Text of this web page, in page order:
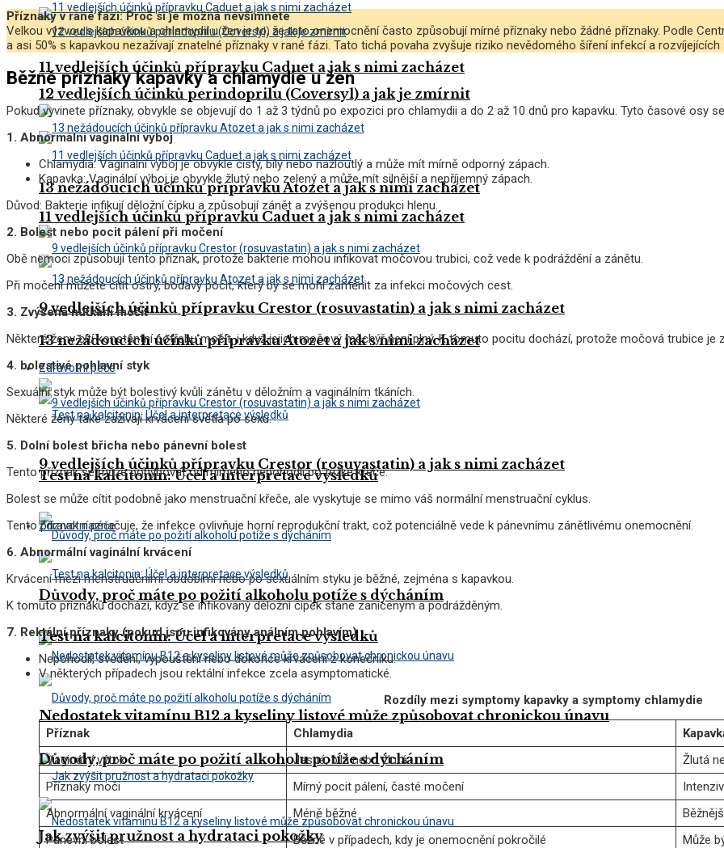
11 vedlejších účinků přípravku Caduet a jak s nimi zacházet
13 nežádoucích účinků přípravku Atozet a jak s nimi zacházet
9 vedlejších účinků přípravku Crestor (rosuvastatin) a jak s nimi zacházet
Zdravotní péče
Test na kalcitonin: Účel a interpretace výsledků
Důvody, proč máte po požití alkoholu potíže s dýcháním
Nedostatek vitamínu B12 a kyseliny listové může způsobovat chronickou únavu
Jak zvýšit pružnost a hydrataci pokožky
12 vedlejších účinků perindoprilu (Coversyl) a jak je zmírnit
11 vedlejších účinků přípravku Caduet a jak s nimi zacházet
13 nežádoucích účinků přípravku Atozet a jak s nimi zacházet
9 vedlejších účinků přípravku Crestor (rosuvastatin) a jak s nimi zacházet
Zdravotní péče
Test na kalcitonin: Účel a interpretace výsledků
Důvody, proč máte po požití alkoholu potíže s dýcháním
Příznaky v rané fázi: Proč si je možná nevšimnete
Velkou výzvou s kapavkou a chlamydií u žen je to, že tato onemocnění často způsobují mírné příznaky nebo žádné příznaky. Podle
a asi 50% s kapavkou nezažívají znatelné příznaky v rané fázi. Tato tichá povaha zvyšuje riziko nevědomého šíření infekcí a rozvíjejících
Běžné příznaky kapavky a chlamydie u žen
Pokud vyvinete příznaky, obvykle se objevují do 1 až 3 týdnů po expozici pro chlamydii a do 2 až 10 dnů pro kapavku. Tyto časové osy
1. Abnormální vaginální výboj
Chlamydia: Vaginální výboj je obvykle čistý, bílý nebo nažloutlý a může mít mírně odporný zápach.
Kapavka: Vaginální výboj je obvykle žlutý nebo zelený a může mít silnější a nepříjemný zápach.
Důvod: Bakterie infikují děložní čípku a způsobují zánět a zvýšenou produkci hlenu.
2. Bolest nebo pocit pálení při močení
Obě nemoci způsobují tento příznak, protože bakterie mohou infikovat močovou trubici, což vede k podráždění a zánětu.
Při močení můžete cítit ostrý, bodavý pocit, který by se mohl zaměnit za infekci močových cest.
3. Zvýšená nutkání močit
Některé ženy cítí konstantní potřebu močit, i když jejich močový měchýř není plný. K tomuto pocitu dochází, protože močová trubice je
4. bolestivé pohlavní styk
Sexuální styk může být bolestivý kvůli zánětu v děložním a vaginálním tkáních.
Některé ženy také zažívají krvácení světla po sexu.
5. Dolní bolest břicha nebo pánevní bolest
Tento příznak se může pohybovat od mírného nepohodlí po těžké křeče.
Bolest se může cítit podobně jako menstruační křeče, ale vyskytuje se mimo váš normální menstruační cyklus.
Tento příznak naznačuje, že infekce ovlivňuje horní reprodukční trakt, což potenciálně vede k pánevnímu zánětlivému onemocnění.
6. Abnormální vaginální krvácení
Krvácení mezi menstruačními obdobími nebo po sexuálním styku je běžné, zejména s kapavkou.
K tomuto příznaku dochází, když se infikovaný děložní čípek stane zaníceným a podrážděným.
7. Rektální příznaky (pokud jsou infikovány análním pohlavím)
Nepohodlí, svědění, vypouštění nebo dokonce krvácení z konečníku.
V některých případech jsou rektální infekce zcela asymptomatické.
Rozdíly mezi symptomy kapavky a symptomy chlamydie
Příznak Chlamydia
Vaginální výtok
Jasná, bílá nebo žlutá
Žlutá
Příznaky moči
Mírný pocit pálení, časté močení
Abnormální vaginální krvácení
Méně běžné
Pánevní bolest
Běžné v případech, kdy je onemocnění pokročilé
Může